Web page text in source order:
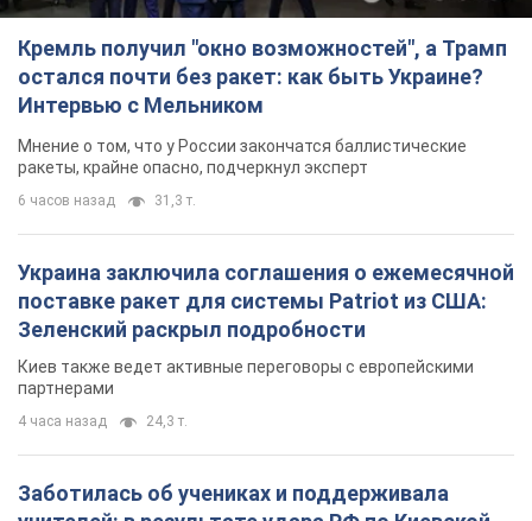
Кремль получил "окно возможностей", а Трамп
остался почти без ракет: как быть Украине?
Интервью с Мельником
Мнение о том, что у России закончатся баллистические
ракеты, крайне опасно, подчеркнул эксперт
6 часов назад 31,3 т.
Украина заключила соглашения о ежемесячной
поставке ракет для системы Patriot из США:
Зеленский раскрыл подробности
Киев также ведет активные переговоры с европейскими
партнерами
4 часа назад 24,3 т.
Заботилась об учениках и поддерживала